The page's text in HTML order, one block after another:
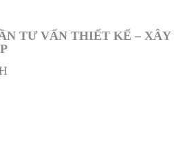
TƯ VẤN THIẾT KẾ – XÂY